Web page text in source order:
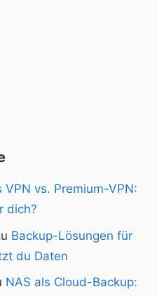
VPN vs. Premium-VPN:
dich?
Backup-Lösungen für
du Daten
NAS als Cloud-Backup: